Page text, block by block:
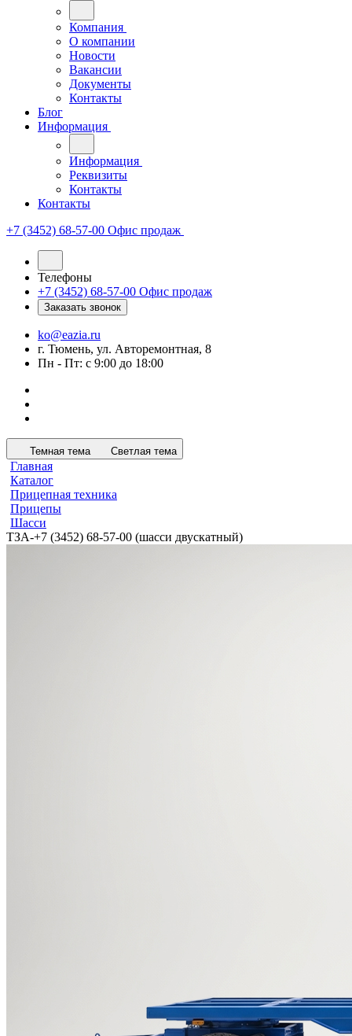
Компания
О компании
Новости
Вакансии
Документы
Контакты
Блог
Информация
Информация
Реквизиты
Контакты
Контакты
+7 (3452) 68-57-00 Офис продаж
Телефоны
+7 (3452) 68-57-00 Офис продаж
Заказать звонок
ko@eazia.ru
г. Тюмень, ул. Авторемонтная, 8
Пн - Пт: с 9:00 до 18:00
Темная тема Светлая тема
Главная
Каталог
Прицепная техника
Прицепы
Шасси
ТЗА-+7 (3452) 68-57-00 (шасси двускатный)